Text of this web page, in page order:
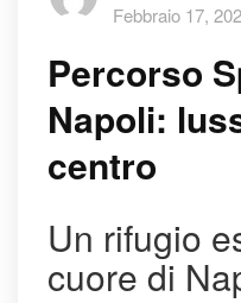
Febbraio 17,
Percorso
Napoli:
centro
Un rifugio
cuore di